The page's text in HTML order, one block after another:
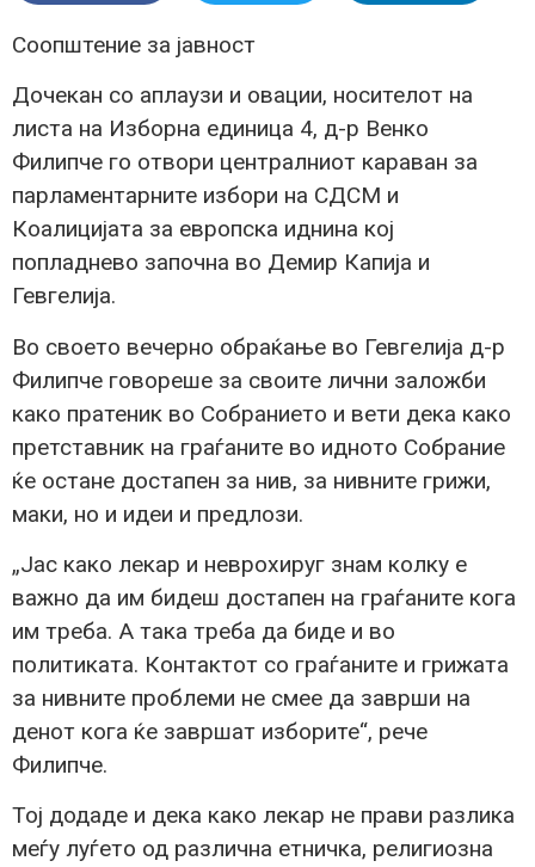
Соопштение за јавност
Дочекан со аплаузи и овации, носителот на
листа на Изборна единица 4, д-р Венко
Филипче го отвори централниот караван за
парламентарните избори на СДСМ и
Коалицијата за европска иднина кој
попладнево започна во Демир Капија и
Гевгелија.
Во своето вечерно обраќање во Гевгелија д-р
Филипче говореше за своите лични заложби
како пратеник во Собранието и вети дека како
претставник на граѓаните во идното Собрание
ќе остане достапен за нив, за нивните грижи,
маки, но и идеи и предлози.
„Јас како лекар и неврохируг знам колку е
важно да им бидеш достапен на граѓаните кога
им треба. А така треба да биде и во
политиката. Контактот со граѓаните и грижата
за нивните проблеми не смее да заврши на
денот кога ќе завршат изборите“, рече
Филипче.
Тој додаде и дека како лекар не прави разлика
меѓу луѓето од различна етничка, религиозна